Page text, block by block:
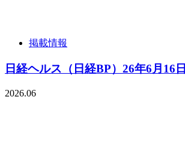
掲載情報
日経ヘルス（日経BP）26年6月16日
2026.06